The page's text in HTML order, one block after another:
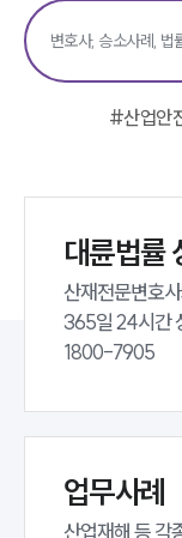
#산업안
대륜법률
산재전문변호
365일 24시간
1800-7905
업무사례
산업재해 등 각